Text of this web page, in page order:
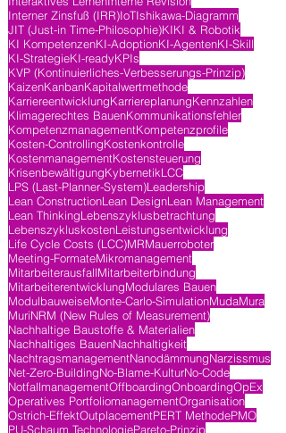
Interner Zinsfuß (IRR)IoTIshikawa-Diagramm
JIT (Just-in Time-Philosophie)KIKI & Robotik
KI KompetenzenKI-AdoptionKI-AgentenKI-Skill
KI-StrategieKI-readyKPIs
KVP (Kontinuierliches-Verbesserungs-Prinzip)
KaizenKanbanKapitalwertmethode
KarriereentwicklungKarriereplanungKennzahlen
Klimagerechtes BauenKommunikationsfehler
KompetenzmanagementKompetenzprofile
Kosten-ControllingKostenkontrolle
KostenmanagementKostensteuerung
KrisenbewältigungKybernetikLCC
LPS (Last-Planner-System)Leadership
Lean ConstructionLean DesignLean Management
Lean ThinkingLebenszyklusbetrachtung
LebenszykluskostenLeistungsentwicklung
Life Cycle Costs (LCC)MRMauerroboter
Meeting-FormateMikromanagement
MitarbeiterausfallMitarbeiterbindung
MitarbeiterentwicklungModulares Bauen
ModulbauweiseMonte-Carlo-SimulationMudaMura
MuriNRM (New Rules of Measurement)
Nachhaltige Baustoffe & Materialien
Nachhaltiges BauenNachhaltigkeit
NachtragsmanagementNanodämmungNarzissmus
Net-Zero-BuildingNo-Blame-KulturNo-Code
NotfallmanagementOffboardingOnboardingOpEx
Operatives PortfoliomanagementOrganisation
Ostrich-EffektOutplacementPERT MethodePMO
PU-Schaum TechnologiePareto-Prinzip